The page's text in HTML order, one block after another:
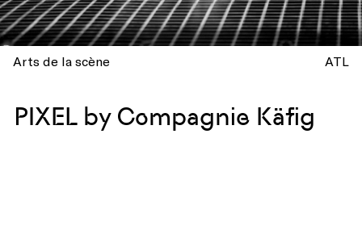
Arts de la scène ATL
PIXEL by Compagnie Käfig